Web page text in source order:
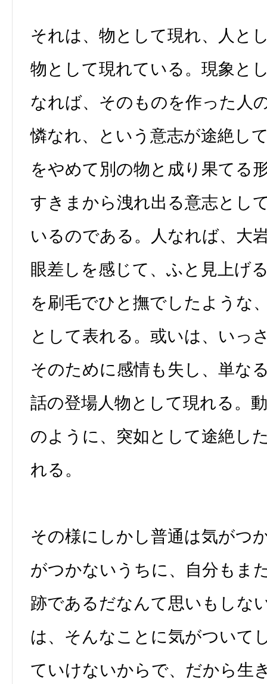
それは、物として現れ、人と
物として現れている。現象と
なれば、そのものを作った人
憐なれ、という意志が途絶し
をやめて別の物と成り果てる
すきまから洩れ出る意志とし
いるのである。人なれば、大
眼差しを感じて、ふと見上げ
を刷毛でひと撫でしたような
として表れる。或いは、いっ
そのために感情も失し、単な
話の登場人物として現れる。
のように、突如として途絶し
れる。
その様にしかし普通は気がつ
がつかないうちに、自分もま
跡であるだなんて思いもしな
は、そんなことに気がついて
ていけないからで、だから生